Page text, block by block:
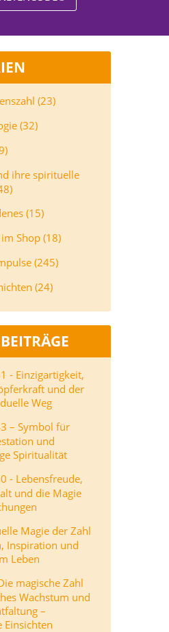
(23)
(32)
ihre spirituelle
(15)
Shop (18)
(245)
(24)
- Einzigartigkeit,
und der
Weg
– Symbol für
und
Spiritualität
- Lebensfreude,
und die Magie
Magie der Zahl
Inspiration und
Leben
magische Zahl
Wachstum und
–
Einsichten